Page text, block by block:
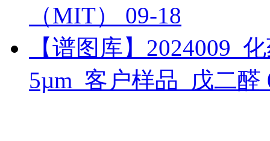
（MIT） 09-18
【谱图库】2024009_
5µm_客户样品_戊二醛